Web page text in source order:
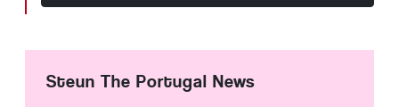
Steun The Portugal News